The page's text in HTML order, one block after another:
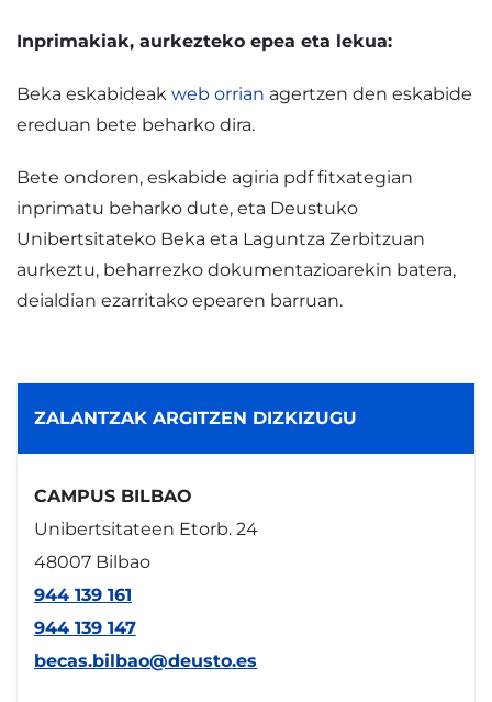
Inprimakiak, aurkezteko epea eta lekua:
Beka eskabideak web orrian agertzen den eskabide
ereduan bete beharko dira.
Bete ondoren, eskabide agiria pdf fitxategian
inprimatu beharko dute, eta Deustuko
Unibertsitateko Beka eta Laguntza Zerbitzuan
aurkeztu, beharrezko dokumentazioarekin batera,
deialdian ezarritako epearen barruan.
ZALANTZAK ARGITZEN DIZKIZUGU
CAMPUS BILBAO
Unibertsitateen Etorb. 24
48007 Bilbao
944 139 161
944 139 147
becas.bilbao@deusto.es